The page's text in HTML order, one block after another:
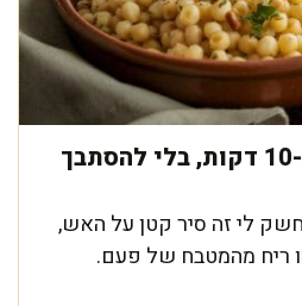
פתיתים מפנקים ב-10 דקות, בלי להסתבך
לי זה סיר קטן על האש,
ריח מהמטבח של פעם.